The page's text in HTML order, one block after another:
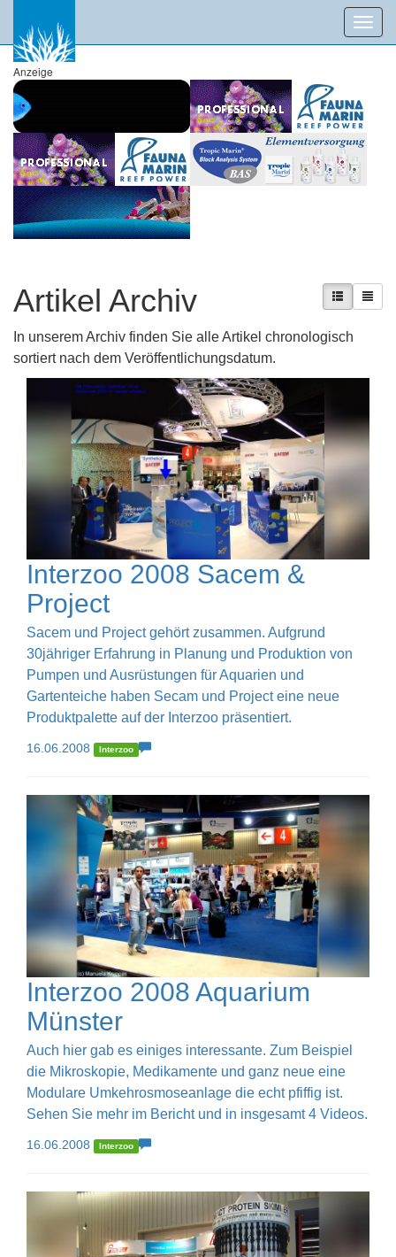
Anzeige
Artikel Archiv
In unserem Archiv finden Sie alle Artikel chronologisch
sortiert nach dem Veröffentlichungsdatum.
Interzoo 2008 Sacem &
Project
Sacem und Project gehört zusammen. Aufgrund
30jähriger Erfahrung in Planung und Produktion von
Pumpen und Ausrüstungen für Aquarien und
Gartenteiche haben Secam und Project eine neue
Produktpalette auf der Interzoo präsentiert.
16.06.2008 Interzoo
Interzoo 2008 Aquarium
Münster
Auch hier gab es einiges interessante. Zum Beispiel
die Mikroskopie, Medikamente und ganz neue eine
Modulare Umkehrosmoseanlage die echt pfiffig ist.
Sehen Sie mehr im Bericht und in insgesamt 4 Videos.
16.06.2008 Interzoo